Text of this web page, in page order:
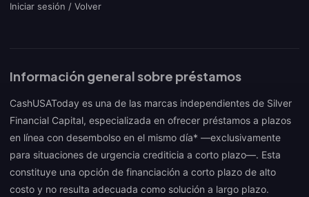
Iniciar sesión / Volver
Información general sobre préstamos
CashUSAToday es una de las marcas independientes de Silver
Financial Capital, especializada en ofrecer préstamos a plazos
en línea con desembolso en el mismo día* —exclusivamente
para situaciones de urgencia crediticia a corto plazo—. Esta
constituye una opción de financiación a corto plazo de alto
costo y no resulta adecuada como solución a largo plazo.